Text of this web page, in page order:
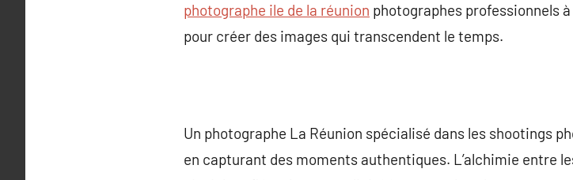
photographe ile de la réunion photographes professionnels
pour créer des images qui transcendent le temps.
Un photographe La Réunion spécialisé dans les shootings
en capturant des moments authentiques. L’alchimie entre